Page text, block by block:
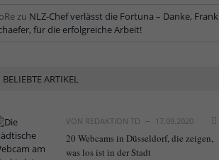
zu NLZ-Chef verlässt die Fortuna – Danke, Frank
für die erfolgreiche Arbeit!
BELIEBTE ARTIKEL
VON REDAKTION TD 17.09.2020
20 Webcams in Düsseldorf, die zeigen,
was los ist in der Stadt